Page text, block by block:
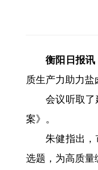
衡阳日报讯
质生产力助力
会议听取
案》。
朱健指出
选题，为高质量